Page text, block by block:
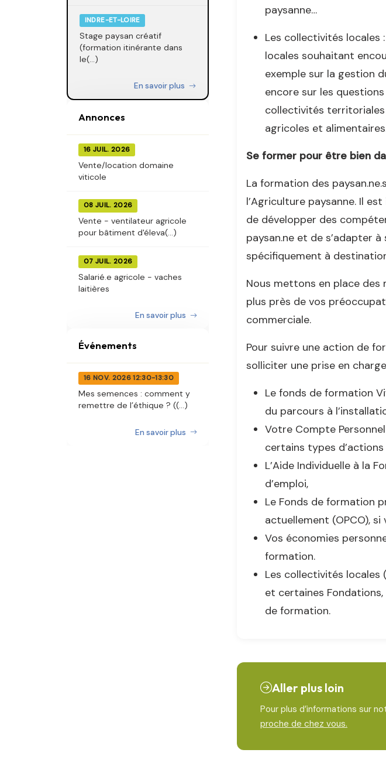
INDRE-ET-LOIRE
Stage paysan créatif
(formation itinérante dans
le(...)
En savoir plus
Annonces
16 JUIL. 2026
Vente/location domaine
viticole
08 JUIL. 2026
Vente - ventilateur agricole
pour bâtiment d'éleva(...)
07 JUIL. 2026
Salarié.e agricole - vaches
laitières
En savoir plus
Événements
16 NOV. 2026 12:30-13:30
Mes semences : comment y
remettre de l’éthique ? ((...)
En savoir plus
paysanne…
Les collectivités locales
locales souhaitant
exemple sur la gestion
encore sur les
collectivités territoriales
agricoles et
Se former pour être bien
La formation des
l’Agriculture paysanne. Il
de développer des
paysan.ne et de s’adapter
spécifiquement à destination
Nous mettons en place
plus près de vos
commerciale.
Pour suivre une action de
solliciter une prise en
Le fonds de formation
du parcours à
Votre Compte
certains types
L’Aide Individuelle à la
d’emploi,
Le Fonds de formation
actuellement (OPCO), si
Vos économies
formation.
Les collectivités locales
et certaines
de formation.
Aller plus loin
Pour plus d’informations sur
proche de chez vous.